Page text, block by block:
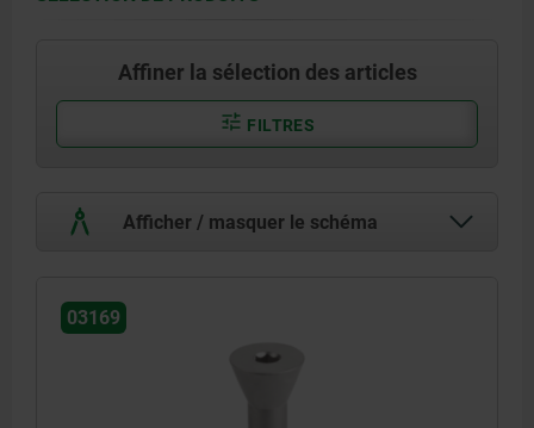
Affiner la sélection des articles
FILTRES
Afficher / masquer le schéma
03169